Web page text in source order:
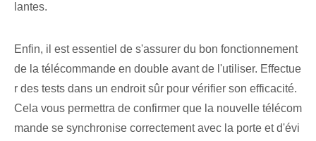
lantes.
Enfin, il est essentiel de s'assurer du bon fonctionnement
de la télécommande en double avant de l'utiliser. Effectue
r des tests dans un endroit sûr pour vérifier son efficacité.
Cela vous permettra de confirmer que la nouvelle télécom
mande se synchronise correctement avec la porte et d'évi